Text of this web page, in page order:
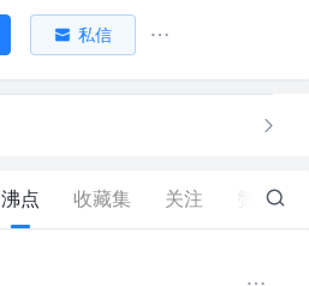
私信
沸点 收藏集 关注 0